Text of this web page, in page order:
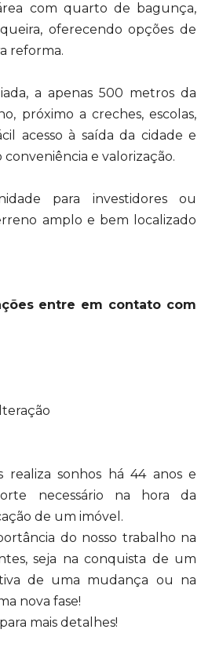
com quarto de bagunça,
oferecendo opções de
reforma.
a apenas 500 metros da
próximo a creches, escolas,
acesso à saída da cidade e
e valorização.
para investidores ou
amplo e bem localizado
entre em contato com
realiza sonhos há 44 anos e
necessário na hora da
de um imóvel.
do nosso trabalho na
seja na conquista de um
de uma mudança ou na
nova fase!
mais detalhes!